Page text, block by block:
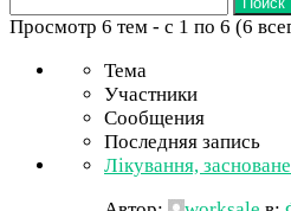
Просмотр 6 тем - с 1 по 6 (6
Тема
Участники
Сообщения
Последняя запись
Лікування,